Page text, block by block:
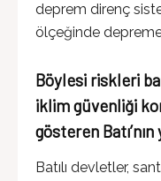
deprem direnç
ölçeğinde
Böylesi riskleri
iklim güvenliği
gösteren
Batılı devletler,